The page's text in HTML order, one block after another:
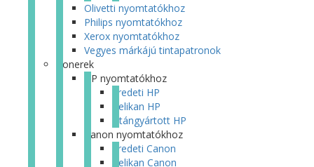
Olivetti nyomtatókhoz
Philips nyomtatókhoz
Xerox nyomtatókhoz
Vegyes márkájú tintapatronok
Tonerek
HP nyomtatókhoz
Eredeti HP
Pelikan HP
Utángyártott HP
Canon nyomtatókhoz
Eredeti Canon
Pelikan Canon